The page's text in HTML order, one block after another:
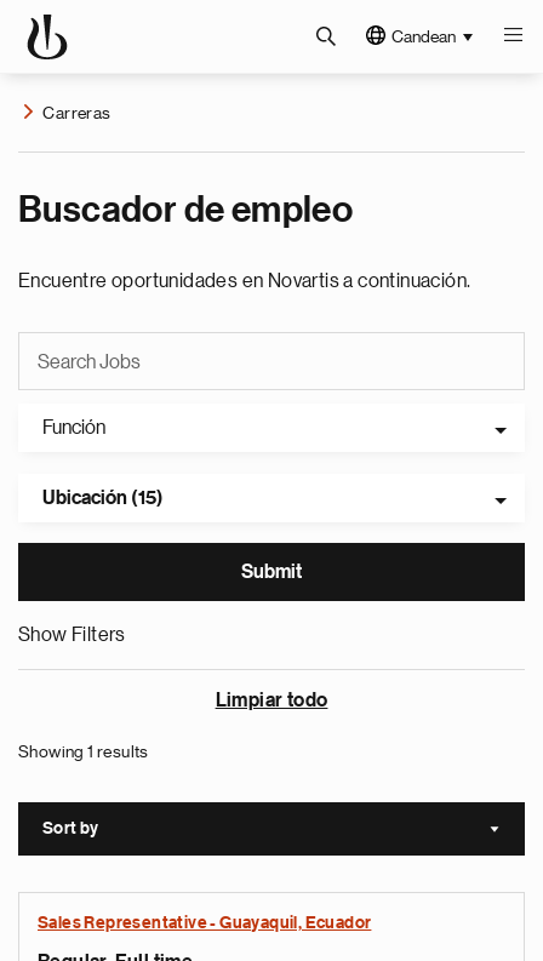
Candean
Carreras
Buscador de empleo
Encuentre oportunidades en Novartis a continuación.
Función
Ubicación (15)
Show Filters
Limpiar todo
Showing 1 results
Sort by Sort
Sales Representative - Guayaquil, Ecuador